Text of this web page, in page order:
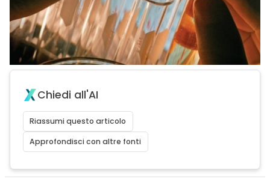
Chiedi all'AI
Riassumi questo articolo
Approfondisci con altre fonti